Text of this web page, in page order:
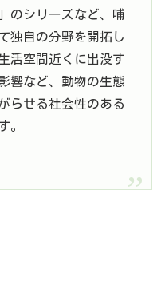
のシリーズなど、哺
独自の分野を開拓し
活空間近くに出没す
響など、動物の生態
らせる社会性のある
。